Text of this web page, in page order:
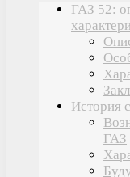
ГАЗ 52:
История
ГАЗ